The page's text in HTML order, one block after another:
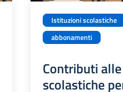
Istituzioni scolastiche
abbonamenti
Contributi
scolastiche